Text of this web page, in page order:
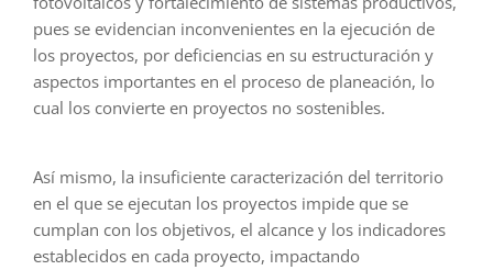
pues se evidencian inconvenientes en la ejecución de
los proyectos, por deficiencias en su estructuración y
aspectos importantes en el proceso de planeación, lo
cual los convierte en proyectos no sostenibles.
Así mismo, la insuficiente caracterización del territorio
en el que se ejecutan los proyectos impide que se
cumplan con los objetivos, el alcance y los indicadores
establecidos en cada proyecto, impactando